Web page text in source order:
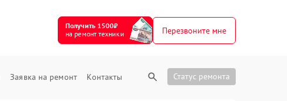
Получить 1500₽
на ремонт техники
Перезвоните мне
Заявка на ремонт Контакты Статус ремонта